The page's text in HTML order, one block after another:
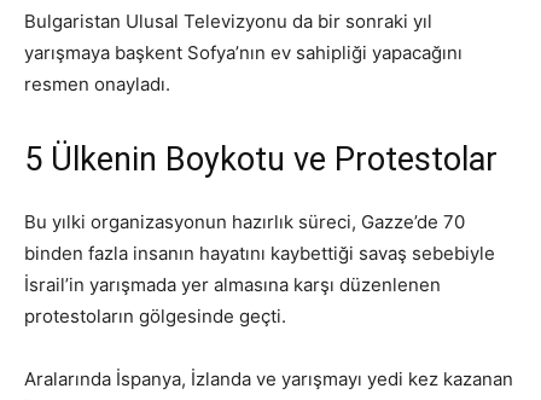
Bulgaristan Ulusal Televizyonu da bir sonraki yıl
yarışmaya başkent Sofya’nın ev sahipliği yapacağını
resmen onayladı.
5 Ülkenin Boykotu ve Protestolar
Bu yılki organizasyonun hazırlık süreci, Gazze’de 70
binden fazla insanın hayatını kaybettiği savaş sebebiyle
İsrail’in yarışmada yer almasına karşı düzenlenen
protestoların gölgesinde geçti.
Aralarında İspanya, İzlanda ve yarışmayı yedi kez kazanan